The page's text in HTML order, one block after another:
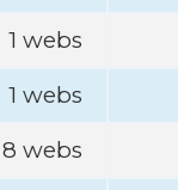
1 webs
1 webs
8 webs